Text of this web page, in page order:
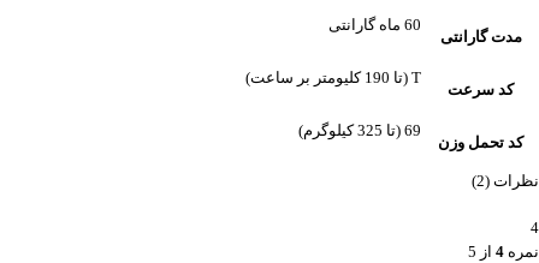
مدت گارانتی
60 ماه گارانتی
کد سرعت
T (تا 190 کلیومتر بر ساعت)
کد تحمل وزن
69 (تا 325 کیلوگرم)
نظرات (2)
4
نمره 4 از 5